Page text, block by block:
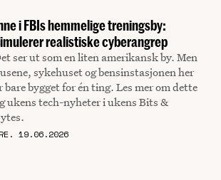
i FBIs hemmelige treningsby:
realistiske cyberangrep
ser ut som en liten amerikansk by. Men
sykehuset og bensinstasjonen her
bare bygget for én ting. Les mer om dette
ukens tech-nyheter i ukens Bits &
19.06.2026